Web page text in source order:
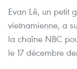
Evan Lê, un petit
vietnamienne, a
la chaîne NBC
le 17 décembre